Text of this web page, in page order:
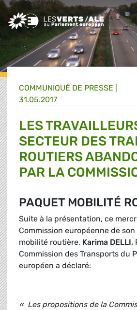
Greens/EFA Home
COMMUNIQUÉ DE PRESSE
31.05.2017
LES
SECTEUR DES
ROUTIERS
PAR LA
PAQUET MOBILITÉ
Suite à la présentation, ce
Commission européenne de
mobilité routière, Karima DELLI,
Commission des Transports du
européen a déclaré:
« Les propositions de la